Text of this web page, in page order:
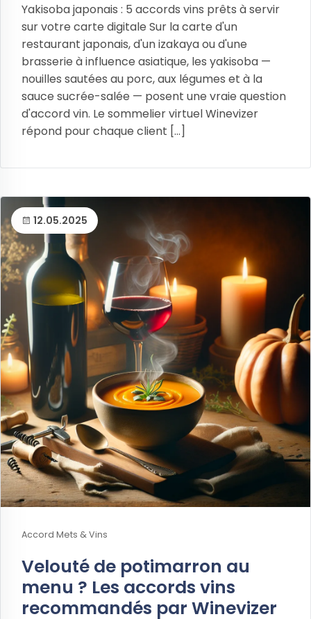
Yakisoba japonais : 5 accords vins prêts à servir
sur votre carte digitale Sur la carte d'un
restaurant japonais, d'un izakaya ou d'une
brasserie à influence asiatique, les yakisoba —
nouilles sautées au porc, aux légumes et à la
sauce sucrée-salée — posent une vraie question
d'accord vin. Le sommelier virtuel Winevizer
répond pour chaque client [...]
12.05.2025
Accord Mets & Vins
Velouté de potimarron au
menu ? Les accords vins
recommandés par Winevizer